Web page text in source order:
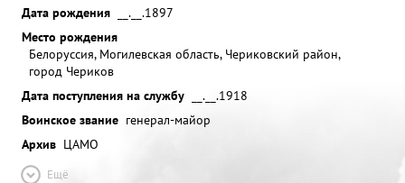
Дата рождения
__.__.1897
Место рождения
Белоруссия, Могилевская область, Чериковский район,
город Чериков
Дата поступления на службу
__.__.1918
Воинское звание генерал-майор
Архив ЦАМО
Ещё